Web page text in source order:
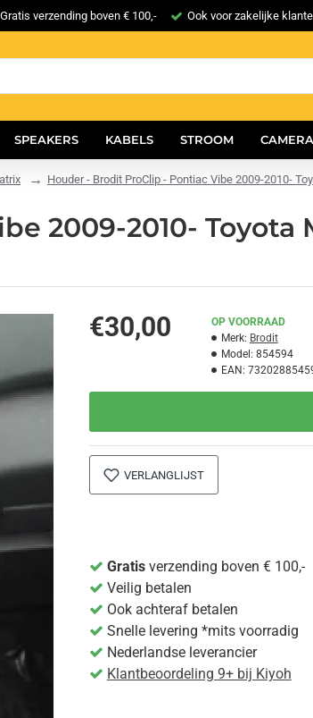
Gratis verzending boven € 100,- Ook voor zakelijke
SPEAKERS KABELS STROOM
Houder - Brodit ProClip - Pontiac Vibe 2009-2010-
2009-2010- Toyota
€30,00
OP VOORRAAD
Merk: Brodit
Model: 854594
EAN:
VERLANGLIJST
Gratisverzending boven € 100,-
Veilig betalen
Ook achteraf betalen
Snelle levering *mits voorradig
Nederlandse leverancier
Klantbeoordeling 9+ bij Kiyoh